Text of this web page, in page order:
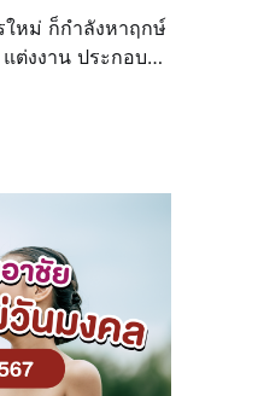
ใหม่ ก็กำลังหาฤกษ์
ต่งงาน ประกอบ
วามสำเร็จ วันนี้